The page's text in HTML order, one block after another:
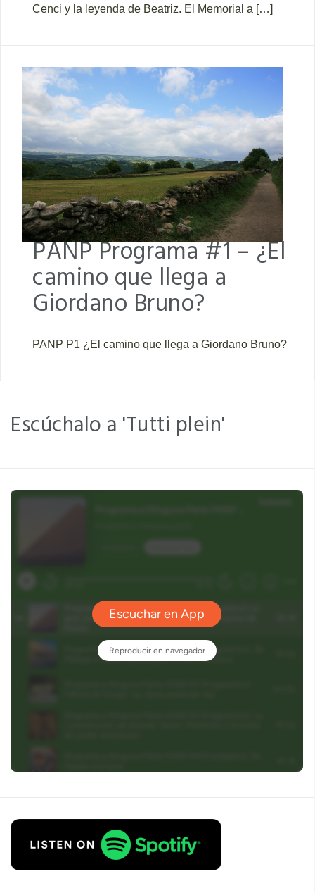
Cenci y la leyenda de Beatriz. El Memorial a […]
PANP Programa #1 – ¿El
camino que llega a
Giordano Bruno?
PANP P1 ¿El camino que llega a Giordano Bruno?
Escúchalo a 'Tutti plein'